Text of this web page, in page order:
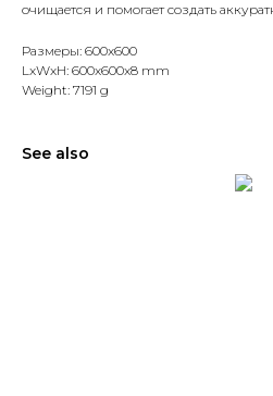
очищается и помогает создать
Размеры: 600x600
LxWxH: 600x600x8 mm
Weight: 7191 g
See also